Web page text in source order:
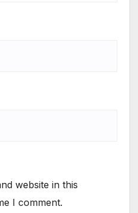
website in this
I comment.